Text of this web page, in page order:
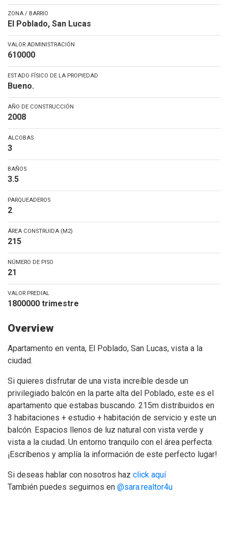
ZONA / BARRIO
El Poblado, San Lucas
VALOR ADMINISTRACIÓN
610000
ESTADO FÍSICO DE LA PROPIEDAD
Bueno.
AÑO DE CONSTRUCCIÓN
2008
ALCOBAS
3
BAÑOS
3.5
PARQUEADEROS
2
ÁREA CONSTRUIDA (M2)
215
NÚMERO DE PISO
21
VALOR PREDIAL
1800000 trimestre
Overview
Apartamento en venta, El Poblado, San Lucas, vista a la
ciudad.
Si quieres disfrutar de una vista increíble desde un
privilegiado balcón en la parte alta del Poblado, este es el
apartamento que estabas buscando. 215m distribuidos en
3 habitaciones + estudio + habitación de servicio y este un
balcón. Espacios llenos de luz natural con vista verde y
vista a la ciudad. Un entorno tranquilo con el área perfecta.
¡Escríbenos y amplía la información de este perfecto lugar!
Si deseas hablar con nosotros haz click aquí
También puedes seguirnos en @sara.realtor4u